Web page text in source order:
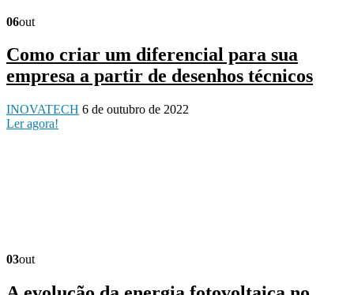
06out
Como criar um diferencial para sua
empresa a partir de desenhos técnicos
INOVATECH 6 de outubro de 2022
Ler agora!
03out